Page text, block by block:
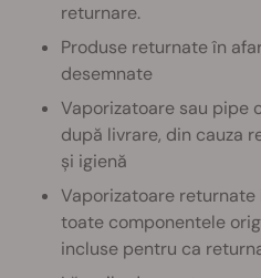
returnare.
Produse returnate în
desemnate
Vaporizatoare sau pipe
după livrare, din cauza
și igienă
Vaporizatoare
toate componentele
incluse pentru ca